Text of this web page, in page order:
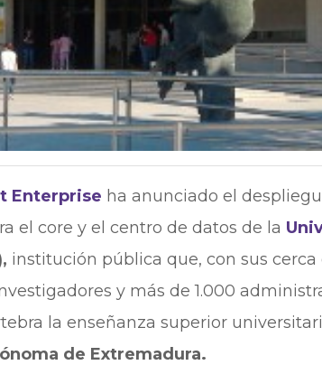
Enterprise ha anunciado el
el core y el centro de datos de la
institución pública que, con sus
y más de 1.000
la enseñanza superior
de Extremadura.